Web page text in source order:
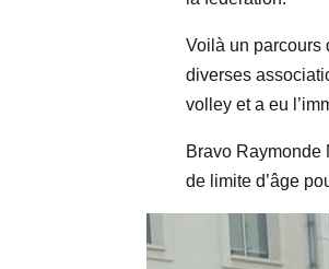
Voilà un parcours
diverses
volley et a eu
Bravo Raymonde
de limite d’âge